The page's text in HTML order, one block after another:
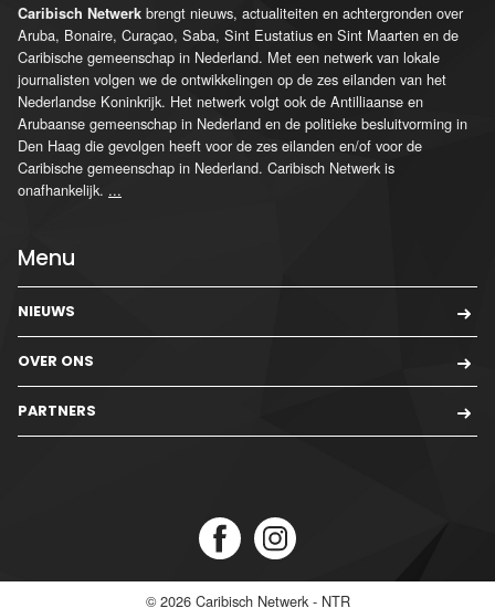
Caribisch Netwerk brengt nieuws, actualiteiten en achtergronden over
Aruba, Bonaire, Curaçao, Saba, Sint Eustatius en Sint Maarten en de
Caribische gemeenschap in Nederland. Met een netwerk van lokale
journalisten volgen we de ontwikkelingen op de zes eilanden van het
Nederlandse Koninkrijk. Het netwerk volgt ook de Antilliaanse en
Arubaanse gemeenschap in Nederland en de politieke besluitvorming in
Den Haag die gevolgen heeft voor de zes eilanden en/of voor de
Caribische gemeenschap in Nederland. Caribisch Netwerk is
onafhankelijk. ...
Menu
NIEUWS
OVER ONS
PARTNERS
© 2026 Caribisch Netwerk - NTR